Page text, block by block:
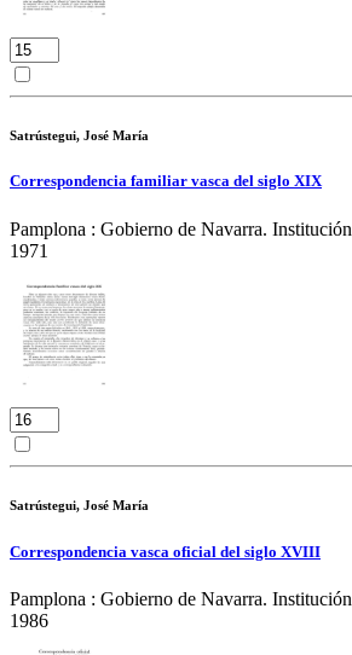
Satrústegui, José María
Correspondencia familiar vasca del siglo XIX
Pamplona : Gobierno de Navarra.
1971
Satrústegui, José María
Correspondencia vasca oficial del siglo XVIII
Pamplona : Gobierno de Navarra.
1986